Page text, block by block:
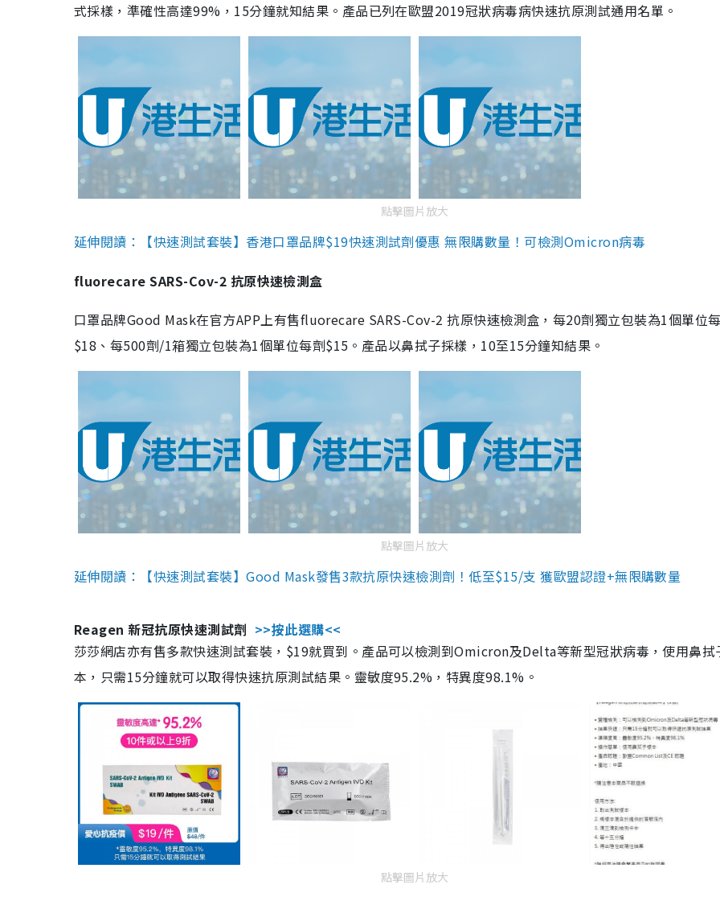
式採樣，準確性高達99%，15分鐘就知結果。產品已列在歐盟2019冠狀病毒病快速抗原測試通用名單。
點擊圖片放大
延伸閱讀：【快速測試套裝】香港口罩品牌$19快速測試劑優惠 無限購數量！可檢測Omicron病毒
fluorecare SARS-Cov-2 抗原快速檢測盒
口罩品牌Good Mask在官方APP上有售fluorecare SARS-Cov-2 抗原快速檢測盒，每20劑獨立包裝為1個單位
$18、每500劑/1箱獨立包裝為1個單位每劑$15。產品以鼻拭子採樣，10至15分鐘知結果。
點擊圖片放大
延伸閱讀：【快速測試套裝】Good Mask發售3款抗原快速檢測劑！低至$15/支 獲歐盟認證+無限購數量
Reagen 新冠抗原快速測試劑 >>按此選購<<
莎莎網店亦有售多款快速測試套裝，$19就買到。產品可以檢測到Omicron及Delta等新型冠狀病毒，使用鼻拭
本，只需15分鐘就可以取得快速抗原測試結果。靈敏度95.2%，特異度98.1%。
點擊圖片放大